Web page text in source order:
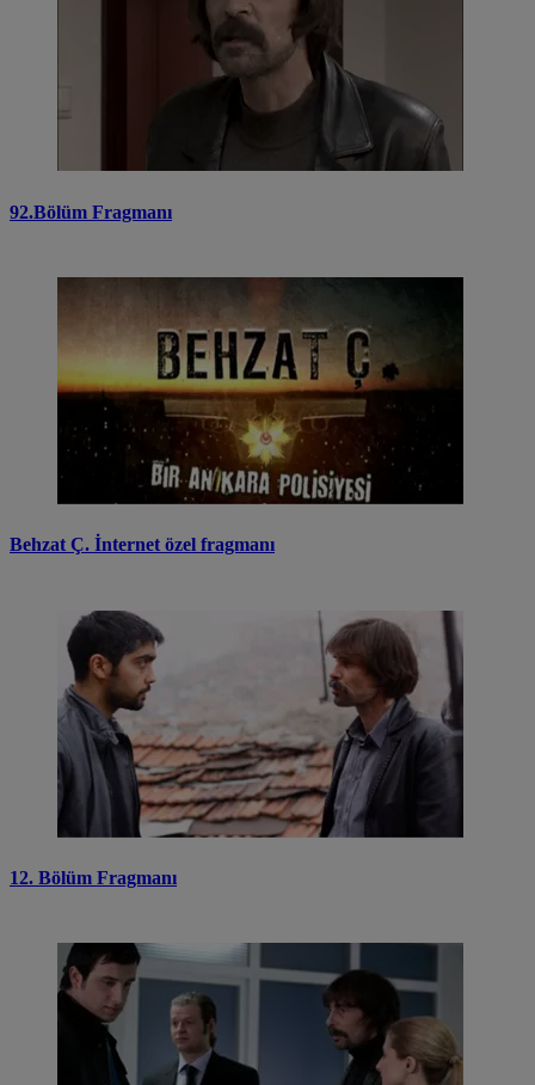
92.Bölüm Fragmanı
Behzat Ç. İnternet özel fragmanı
12. Bölüm Fragmanı